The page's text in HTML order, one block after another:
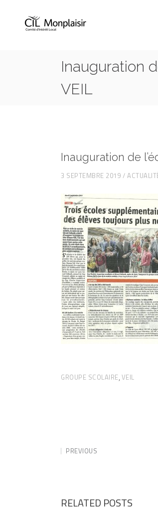
Inauguration
VEIL
Inauguration de
3 SEPTEMBRE 2019
GROUPE SCOLAIRE, VEIL
PREVIOUS
RELATED POSTS